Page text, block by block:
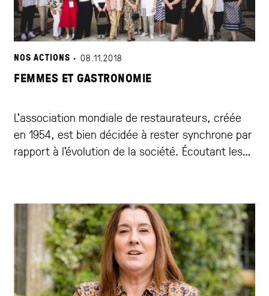
NOS ACTIONS · 08.11.2018
FEMMES ET GASTRONOMIE
L’association mondiale de restaurateurs, créée
en 1954, est bien décidée à rester synchrone par
rapport à l’évolution de la société. Écoutant les
améliorer la place des femmes dans la
gastronomie et pour tendre, à court terme, vers
la promotion d’une égalité des genres au sein des
maisons membres de l’association, et plus
largement, au sein du secteur. Le Congrès 2018
en vidéo